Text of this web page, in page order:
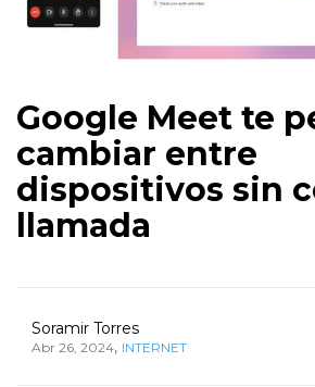
Google Meet te
cambiar entre
dispositivos sin
llamada
Soramir Torres
Abr 26, 2024, INTERNET